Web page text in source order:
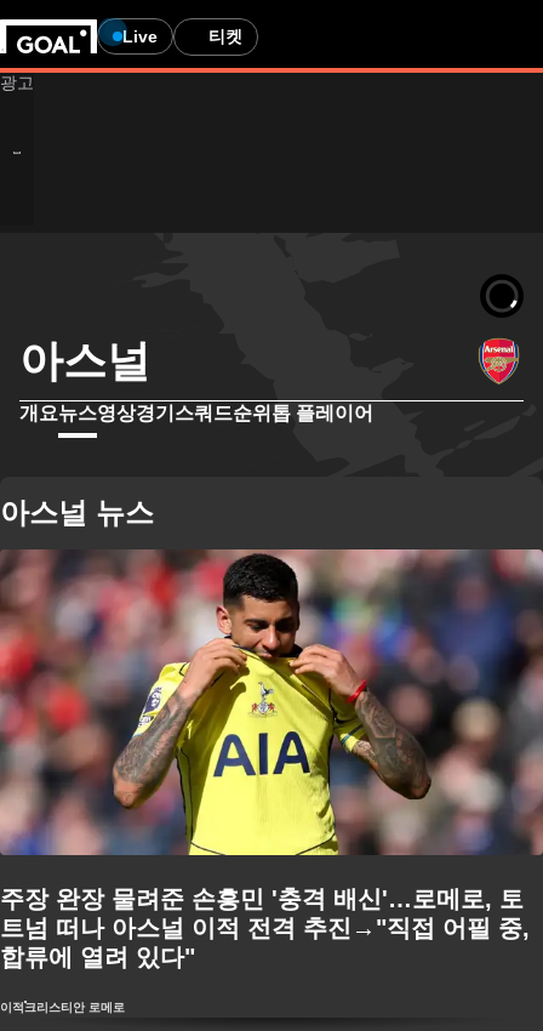
Live 티켓
아스널
개요뉴스영상경기 스쿼드순위 톱 플레이어
아스널 뉴스
주장 완장 물려준 손흥민 '충격 배신'…로메로, 토
트넘 떠나 아스널 이적 전격 추진→"직접 어필 중,
합류에 열려 있다"
이적크리스티안 로메로